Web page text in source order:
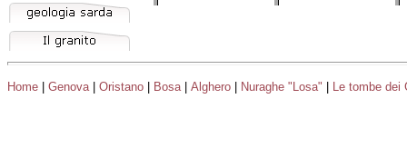
Home Genova| Oristano Bosa| Alghero Nuraghe "Losa" Le tombe dei